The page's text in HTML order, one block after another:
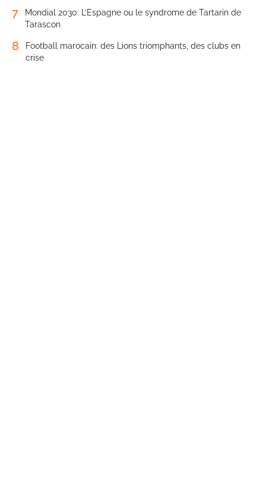
7
Mondial 2030: L’Espagne ou le syndrome de Tartarin de
Tarascon
8
Football marocain: des Lions triomphants, des clubs en
crise